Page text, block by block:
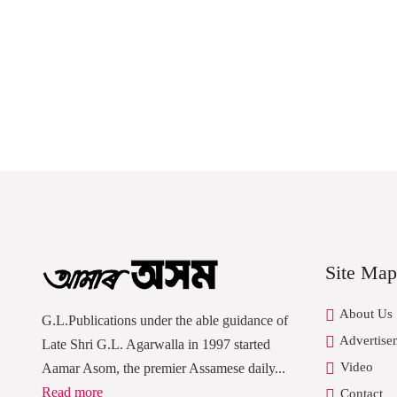
G.L.Publications under the able guidance of
Late Shri G.L. Agarwalla in 1997 started
Aamar Asom, the premier Assamese daily...
Read more
Site Map
About Us
Video
Contact